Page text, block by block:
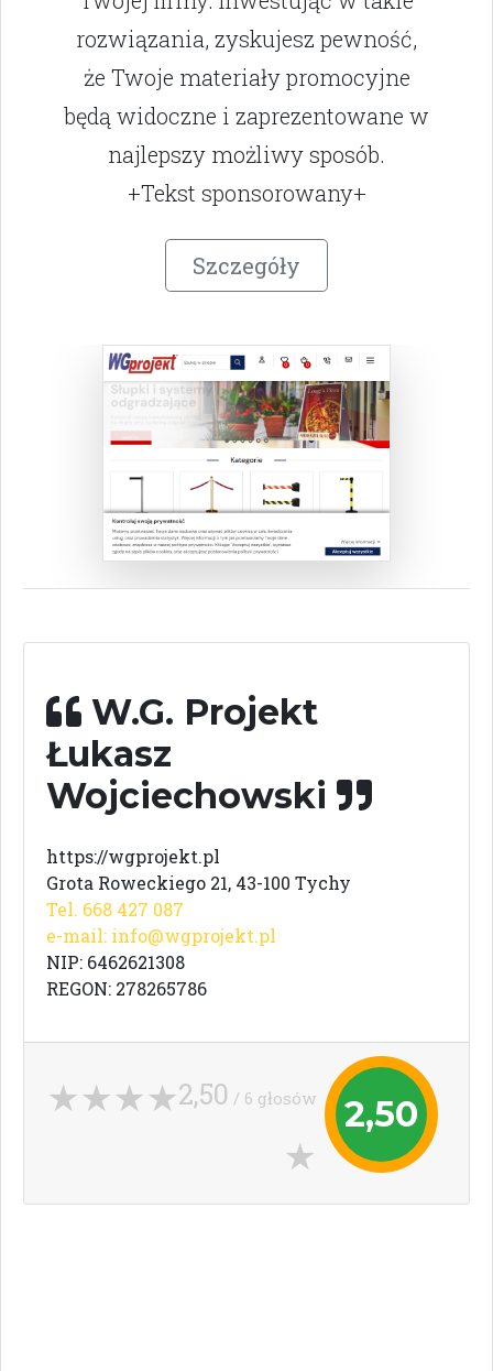
rozwiązania, zyskujesz pewność,
że Twoje materiały promocyjne
będą widoczne i zaprezentowane w
najlepszy możliwy sposób.
+Tekst sponsorowany+
Szczegóły
W.G. Projekt
Łukasz
Wojciechowski
https://wgprojekt.pl
Grota Roweckiego 21, 43-100 Tychy
Tel. 668 427 087
e-mail: info@wgprojekt.pl
NIP: 6462621308
REGON: 278265786
2,50
2,50 / 6 głosów